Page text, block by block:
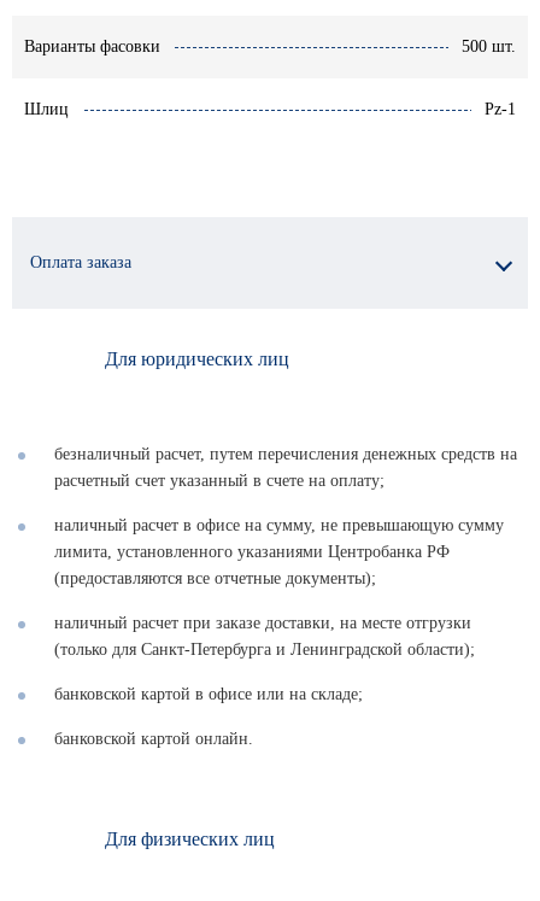
Варианты фасовки 500 шт.
Шлиц Pz-1
Оплата заказа
Для юридических лиц
безналичный расчет, путем перечисления денежных средств на
расчетный счет указанный в счете на оплату;
наличный расчет в офисе на сумму, не превышающую сумму
лимита, установленного указаниями Центробанка РФ
(предоставляются все отчетные документы);
наличный расчет при заказе доставки, на месте отгрузки
(только для Санкт-Петербурга и Ленинградской области);
банковской картой в офисе или на складе;
банковской картой онлайн.
Для физических лиц